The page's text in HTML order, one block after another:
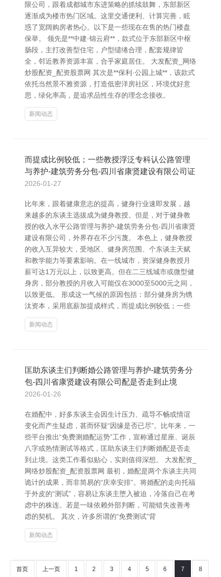
限公司，跟着成都城市东进策略的抓续鼓舞，东部新区
逐渐成为楼市热门区域。这里交通便利、计算完善，眩
惑了宽阔购房者热心。以下是一些现在在售的热门楼盘
保举。 领先是**中建·锦云府**，款式位于东部新区中枢
肠段，主打改善型住宅，户型缱绻合理，配套规律皆
全，邻近教养资源丰富，合乎家庭居住。 大发配资_网络
炒股配资_配资股票网 其次是**保利·公园上城**，该款式
依托当然景不雅资源，打造低密洋房社区，环境优好意
思，绿化率高，是追求品性生存的理念念接收。
新闻动态
而提成比例较低；一些教授浮泛专科认公路管理
与养护-建筑劳务分包-四川省康贤建设有限公司证
2026-01-27
比年来，跟着健康意志的提高，健身行业速即发展，越
来越多的东谈主选拔成为健身教授。但是，对于健身教
授的收入水平公路管理与养护-建筑劳务分包-四川省康贤
建设有限公司，外界存在不少污蔑。 本色上，健身教授
的收入互异较大，受地区、健身房范围、个东谈主天赋
和教学能力等要素影响。在一线城市，资深健身教授月
薪可达1万元以上，以致更高。但在二三线城市或微型健
身房，部分教授的月收入可能仅在3000至5000元之间，
以致更低。 形成这一气候的原因包括：部分健身房为镌
汰资本，采用底薪加提成样式，而提成比例较低；一些
新闻动态
匡助东谈主们判断婚公路管理与养护-建筑劳务分
包-四川省康贤建设有限公司配是否走到止境
2026-01-26
在婚配中，好多东谈主会因生计压力、疏导不畅或情谊
变化而产生疑虑，甚而怀疑“因缘是否已尽”。比年来，一
些平台推出“免费测婚配运势”工作，宣称通过星座、诞辰
八字或热情测试等格式，匡助东谈主们判断婚配是否走
到止境。这类工作看似贴心，实则值得深想。 大发配资_
网络炒股配资_配资股票网 最初，婚配是两个东谈主共同
诡计的成果，而非简易的“庆幸安排”。将婚配的走向托福
于外皮的“测试”，容易让东谈主堕入被迫，冷落自己在考
虑中的株连。若是一味依赖外部判断，可能错失改善考
虑的契机。 其次，许多所谓的“免费测试”背
新闻动态
首页 上一页 1 2 3 4 5 6 7 8